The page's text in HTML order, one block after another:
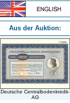
Aus der Auktion:
Deutsche Centralbodenkredit-
AG